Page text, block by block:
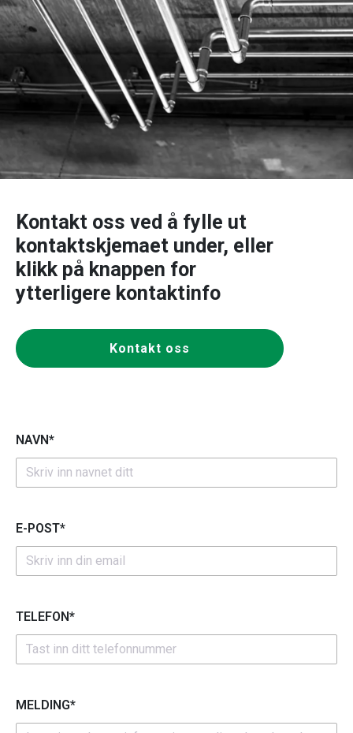
Kontakt oss ved å fylle ut
kontaktskjemaet under, eller
klikk på knappen for
ytterligere kontaktinfo
Kontakt oss
NAVN*
E-POST*
TELEFON*
MELDING*